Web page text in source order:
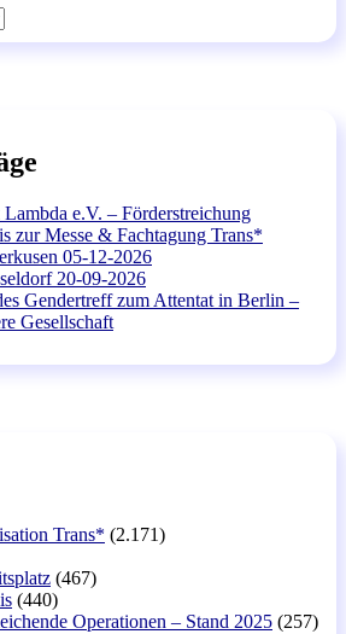
e.V. – Förderstreichung
zur Messe & Fachtagung Trans*
05-12-2026
20-09-2026
Gendertreff zum Attentat in Berlin –
Gesellschaft
Trans* (2.171)
(467)
(440)
Operationen – Stand 2025 (257)